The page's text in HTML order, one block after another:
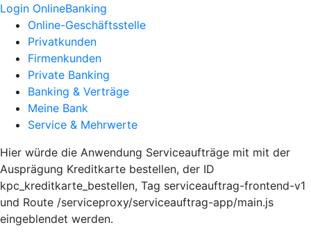
Login OnlineBanking
Online-Geschäftsstelle
Privatkunden
Firmenkunden
Private Banking
Banking & Verträge
Meine Bank
Service & Mehrwerte
Hier würde die Anwendung Serviceaufträge mit mit der
Ausprägung Kreditkarte bestellen, der ID
kpc_kreditkarte_bestellen, Tag serviceauftrag-frontend-v1
und Route /serviceproxy/serviceauftrag-app/main.js
eingeblendet werden.